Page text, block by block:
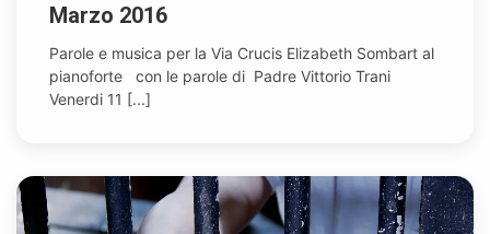
Marzo 2016
Parole e musica per la Via Crucis Elizabeth Sombart al
pianoforte con le parole di Padre Vittorio Trani
Venerdi 11 [...]